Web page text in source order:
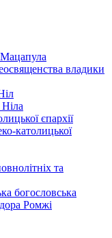
владики
єпархії
католицької
та
богословська
Ромжі